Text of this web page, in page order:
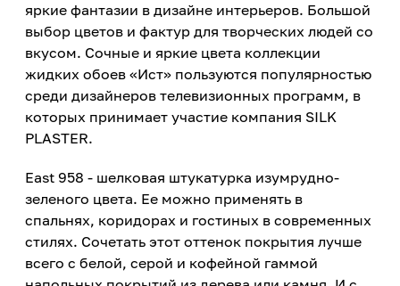
яркие фантазии в дизайне интерьеров. Большой
выбор цветов и фактур для творческих людей со
вкусом. Сочные и яркие цвета коллекции
жидких обоев «Ист» пользуются популярностью
среди дизайнеров телевизионных программ, в
которых принимает участие компания SILK
PLASTER.
East 958 - шелковая штукатурка изумрудно-
зеленого цвета. Ее можно применять в
спальнях, коридорах и гостиных в современных
стилях. Сочетать этот оттенок покрытия лучше
всего с белой, серой и кофейной гаммой